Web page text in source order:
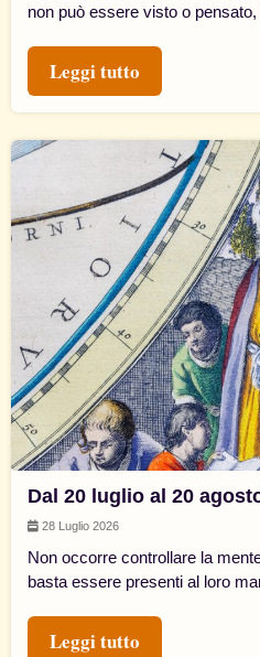
non può essere visto o
Leggi tutto
Dal 20 luglio al 20
28 Luglio 2026
Non occorre controllare la
basta essere presenti al loro
Leggi tutto